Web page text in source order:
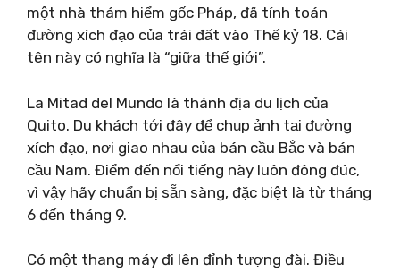
một nhà thám hiểm gốc Pháp, đã tính toán
đường xích đạo của trái đất vào Thế kỷ 18. Cái
tên này có nghĩa là “giữa thế giới”.
La Mitad del Mundo là thánh địa du lịch của
Quito. Du khách tới đây để chụp ảnh tại đường
xích đạo, nơi giao nhau của bán cầu Bắc và bán
cầu Nam. Điểm đến nổi tiếng này luôn đông đúc,
vì vậy hãy chuẩn bị sẵn sàng, đặc biệt là từ tháng
6 đến tháng 9.
Có một thang máy đi lên đỉnh tượng đài. Điều